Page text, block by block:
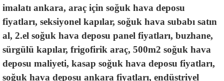
imalatı ankara, araç için soğuk hava deposu
fiyatları, seksiyonel kapılar, soğuk hava subabı satın
al, 2.el soğuk hava deposu panel fiyatları, buzhane,
sürgülü kapılar, frigofirik araç, 500m2 soğuk hava
deposu maliyeti, kasap soğuk hava deposu fiyatları,
soğuk hava deposu ankara fiyatları, endüstriyel